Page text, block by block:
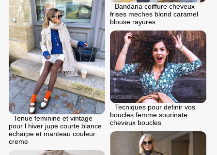
Bandana coiffure cheveux
frises meches blond caramel
blouse rayures
Tenue feminine et vintage
pour l hiver jupe courte blance
echarpe et manteau couleur
creme
Tecniques pour definir vos
boucles femme sourinate
cheveux boucles